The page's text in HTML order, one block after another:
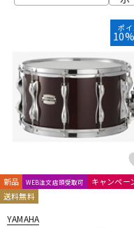
ポイ
10%
新品 WEB注文店頭受取可
キャンペー
送料無料
YAMAHA